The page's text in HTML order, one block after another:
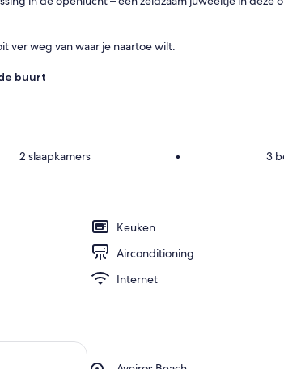
ver weg van waar je naartoe wilt.
buurt
2 slaapkamers • 3
Keuken
Airconditioning
Internet